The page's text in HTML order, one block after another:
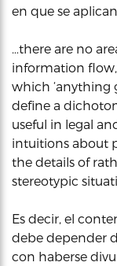
en que se
…there are no
information
which ‘anything
define a
useful in legal
intuitions about
the details of
stereotypic
Es decir, el
debe depender
con haberse